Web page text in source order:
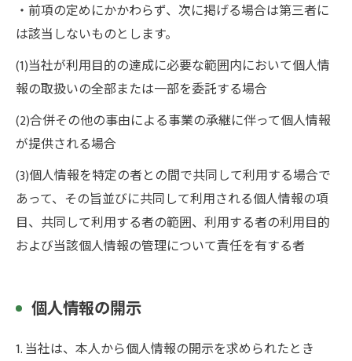
・前項の定めにかかわらず、次に掲げる場合は第三者に
は該当しないものとします。
(1)当社が利用目的の達成に必要な範囲内において個人情
報の取扱いの全部または一部を委託する場合
(2)合併その他の事由による事業の承継に伴って個人情報
が提供される場合
(3)個人情報を特定の者との間で共同して利用する場合で
あって、その旨並びに共同して利用される個人情報の項
目、共同して利用する者の範囲、利用する者の利用目的
および当該個人情報の管理について責任を有する者
個人情報の開示
1. 当社は、本人から個人情報の開示を求められたとき